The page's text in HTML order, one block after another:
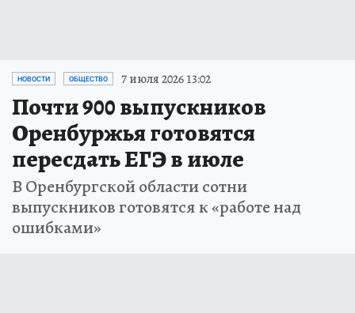
НОВОСТИ ОБЩЕСТВО 7 июля 2026 13:02
Почти 900 выпускников
Оренбуржья готовятся
пересдать ЕГЭ в июле
В Оренбургской области сотни
выпускников готовятся к «работе над
ошибками»